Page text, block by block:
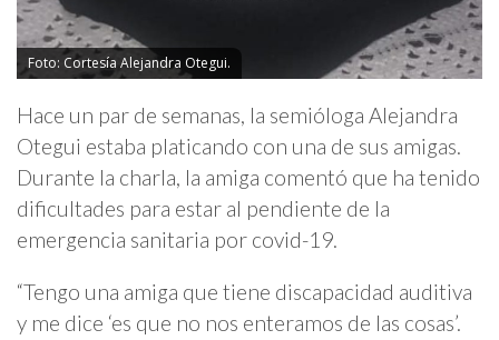
Foto: Cortesía Alejandra Otegui.
Hace un par de semanas, la semióloga Alejandra
Otegui estaba platicando con una de sus amigas.
Durante la charla, la amiga comentó que ha tenido
dificultades para estar al pendiente de la
emergencia sanitaria por covid-19.
“Tengo una amiga que tiene discapacidad auditiva
y me dice ‘es que no nos enteramos de las cosas’.